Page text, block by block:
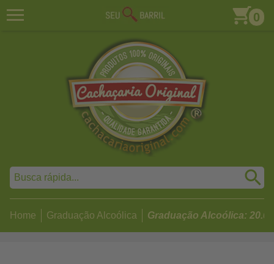
0
Home Graduação Alcoólica Graduação Alcoólica: